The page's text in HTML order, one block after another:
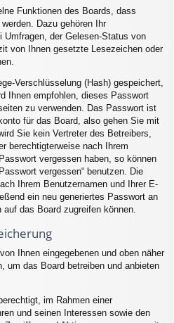
Funktionen des Boards, dass
Dazu gehören Ihr
Umfragen, der Gelesen-Status von
von Ihnen gesetzte Lesezeichen oder
Verschlüsselung (Hash) gespeichert,
Ihnen empfohlen, dieses Passwort
zu verwenden. Das Passwort ist
für das Board, also gehen Sie mit
Sie kein Vertreter des Betreibers,
berechtigterweise nach Ihrem
vergessen haben, so können
vergessen“ benutzen. Die
Ihrem Benutzernamen und Ihrer E-
ein neu generiertes Passwort an
das Board zugreifen können.
Ihnen eingegebenen und oben näher
um das Board betreiben und anbieten
im Rahmen einer
und seinen Interessen sowie den